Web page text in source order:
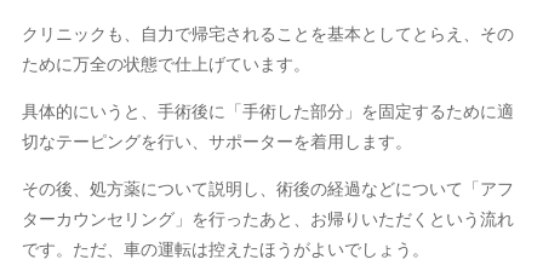
クリニックも、自力で帰宅されることを基本としてとらえ、その
ために万全の状態で仕上げています。
具体的にいうと、手術後に「手術した部分」を固定するために適
切なテーピングを行い、サポーターを着用します。
その後、処方薬について説明し、術後の経過などについて「アフ
ターカウンセリング」を行ったあと、お帰りいただくという流れ
です。ただ、車の運転は控えたほうがよいでしょう。